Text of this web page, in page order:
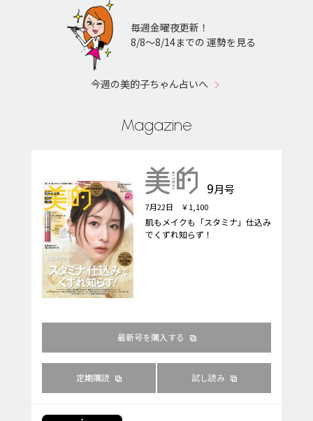
毎週金曜夜更新！
8/8〜8/14までの 運勢を見る
今週の美的子ちゃん占いへ
Magazine
9月号
7月22日 ￥1,100
肌もメイクも「スタミナ」仕込み
でくずれ知らず！
最新号を購入する
定期購読 試し読み